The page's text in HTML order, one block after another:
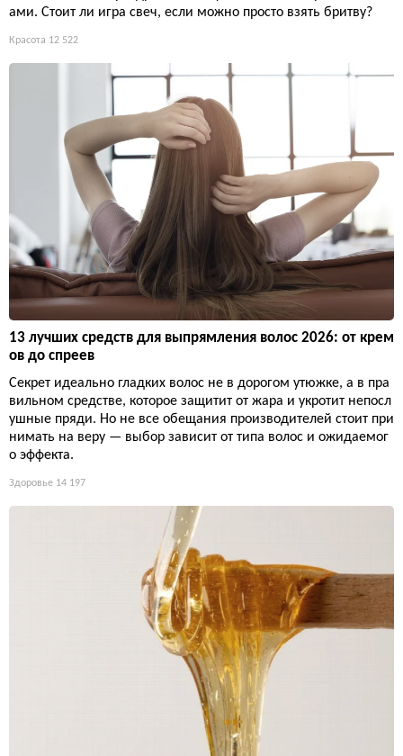
ами. Стоит ли игра свеч, если можно просто взять бритву?
Красота 12 522
13 лучших средств для выпрямления волос 2026: от крем
ов до спреев
Секрет идеально гладких волос не в дорогом утюжке, а в пра
вильном средстве, которое защитит от жара и укротит непосл
ушные пряди. Но не все обещания производителей стоит при
нимать на веру — выбор зависит от типа волос и ожидаемог
о эффекта.
Здоровье 14 197